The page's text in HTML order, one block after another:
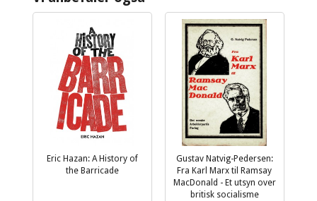
Eric Hazan: A History of
the Barricade
Gustav Natvig-Pedersen:
Fra Karl Marx til Ramsay
MacDonald - Et utsyn over
britisk socialisme